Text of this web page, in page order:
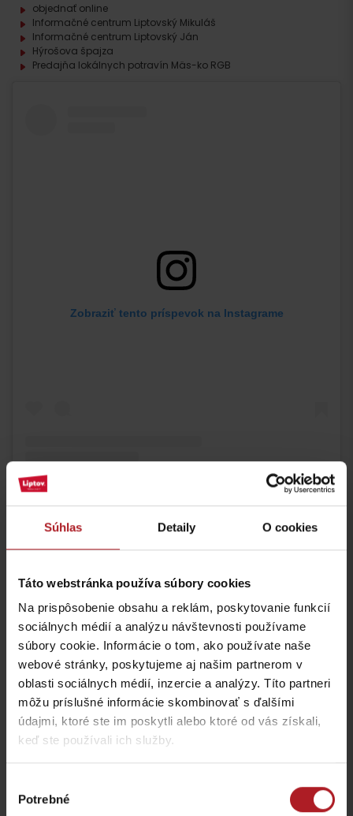
Súhlas Detaily O cookies
Táto webstránka používa súbory cookies
Na prispôsobenie obsahu a reklám, poskytovanie funkcií
sociálnych médií a analýzu návštevnosti používame
súbory cookie. Informácie o tom, ako používate naše
webové stránky, poskytujeme aj našim partnerom v
oblasti sociálnych médií, inzercie a analýzy. Títo partneri
môžu príslušné informácie skombinovať s ďalšími
údajmi, ktoré ste im poskytli alebo ktoré od vás získali,
keď ste používali ich služby.
súhlasu
Potrebné
objednať online
Informačné centrum Liptovský Mikuláš
Informačné centrum Liptovský Ján
Hýrošova špajza
Predajňa lokálnych potravín Mäs-ko RGB
Zobraziť tento príspevok na Instagrame
Príspevok, ktorý zdieľa Včelie kráľovstvo (@vcelie_kralovstvo)
Prosím, pre zobrazenie videa,akceptujte cookies pre
O Včelom kráľovstve